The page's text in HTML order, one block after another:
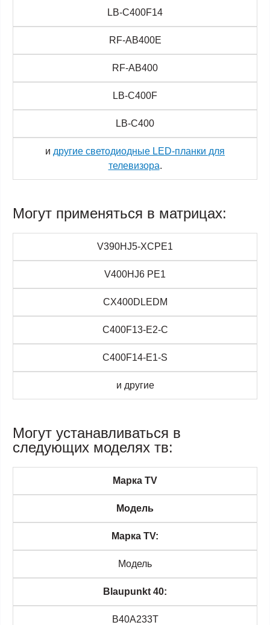
LB-C400F14
RF-AB400E
RF-AB400
LB-C400F
LB-C400
и другие светодиодные LED-планки для
телевизора.
Могут применяться в матрицах:
V390HJ5-XCPE1
V400HJ6 PE1
CX400DLEDM
C400F13-E2-C
C400F14-E1-S
и другие
Могут устанавливаться в
следующих моделях тв:
Марка TV
Модель
Марка TV:
Модель
Blaupunkt 40:
B40A233T